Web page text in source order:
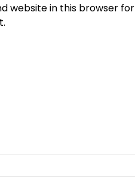
website in this browser for